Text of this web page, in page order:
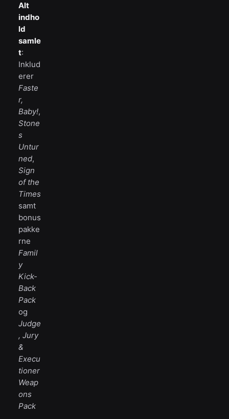
Alt
indho
ld
samle
t:
Inklud
erer
Faste
r,
Baby!,
Stone
s
Untur
ned,
Sign
of the
Times
samt
bonus
pakke
rne
Famil
y
Kick-
Back
Pack
og
Judge
, Jury
&
Execu
tioner
Weap
ons
Pack